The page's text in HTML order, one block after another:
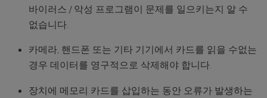
바이러스 / 악성 프로그램이 문제를 일으키는지 알 수
없습니다.
카메라, 핸드폰 또는 기타 기기에서 카드를 읽을 수없는
경우 데이터를 영구적으로 삭제해야 합니다.
장치에 메모리 카드를 삽입하는 동안 오류가 발생하는